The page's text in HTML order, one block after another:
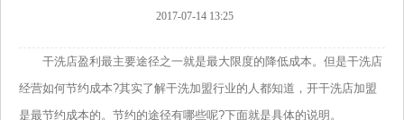
2017-07-14 13:25
干洗店盈利最主要途径之一就是最大限度的降低成本。但是干洗店
经营如何节约成本?其实了解干洗加盟行业的人都知道，开干洗店加盟
是最节约成本的。节约的途径有哪些呢?下面就是具体的说明。